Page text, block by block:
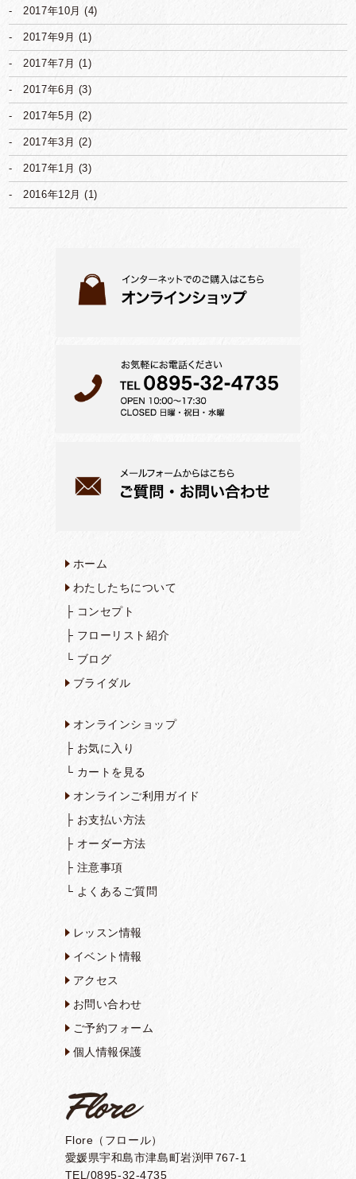
2017年10月 (4)
2017年9月 (1)
2017年7月 (1)
2017年6月 (3)
2017年5月 (2)
2017年3月 (2)
2017年1月 (3)
2016年12月 (1)
ホーム
わたしたちについて
├ コンセプト
├ フローリスト紹介
└ ブログ
ブライダル
オンラインショップ
├ お気に入り
└ カートを見る
オンラインご利用ガイド
├ お支払い方法
├ オーダー方法
├ 注意事項
└ よくあるご質問
レッスン情報
イベント情報
アクセス
お問い合わせ
ご予約フォーム
個人情報保護
Flore（フロール）
愛媛県宇和島市津島町岩渕甲767-1
TEL/0895-32-4735